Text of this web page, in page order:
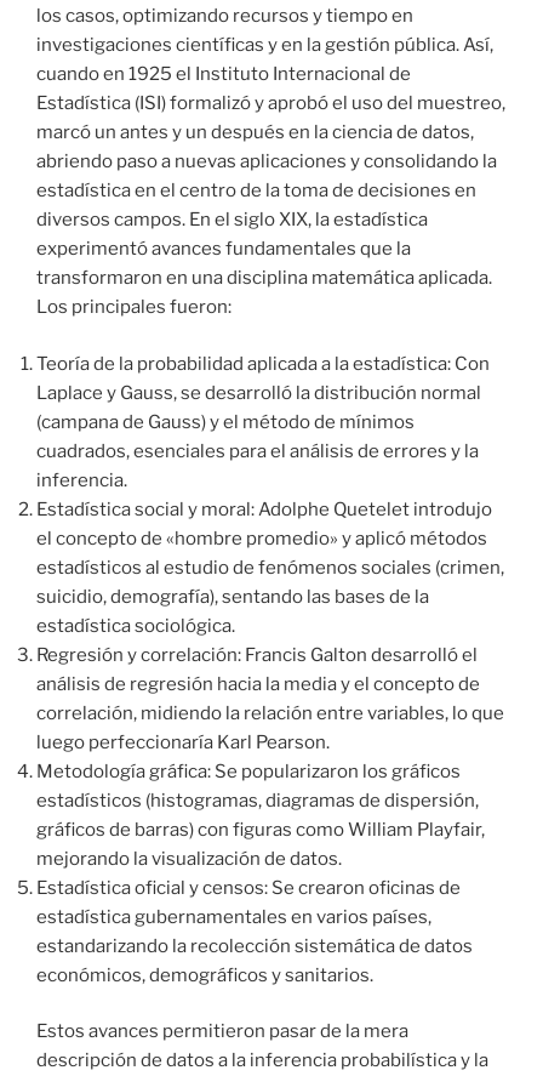
los casos, optimizando recursos y tiempo en
investigaciones científicas y en la gestión pública. Así,
cuando en 1925 el Instituto Internacional de
Estadística (ISI) formalizó y aprobó el uso del muestreo,
marcó un antes y un después en la ciencia de datos,
abriendo paso a nuevas aplicaciones y consolidando la
estadística en el centro de la toma de decisiones en
diversos campos. En el siglo XIX, la estadística
experimentó avances fundamentales que la
transformaron en una disciplina matemática aplicada.
Los principales fueron:
Teoría de la probabilidad aplicada a la estadística: Con
Laplace y Gauss, se desarrolló la distribución normal
(campana de Gauss) y el método de mínimos
cuadrados, esenciales para el análisis de errores y la
inferencia.
Estadística social y moral: Adolphe Quetelet introdujo
el concepto de «hombre promedio» y aplicó métodos
estadísticos al estudio de fenómenos sociales (crimen,
suicidio, demografía), sentando las bases de la
estadística sociológica.
Regresión y correlación: Francis Galton desarrolló el
análisis de regresión hacia la media y el concepto de
correlación, midiendo la relación entre variables, lo que
luego perfeccionaría Karl Pearson.
Metodología gráfica: Se popularizaron los gráficos
estadísticos (histogramas, diagramas de dispersión,
gráficos de barras) con figuras como William Playfair,
mejorando la visualización de datos.
Estadística oficial y censos: Se crearon oficinas de
estadística gubernamentales en varios países,
estandarizando la recolección sistemática de datos
económicos, demográficos y sanitarios.
Estos avances permitieron pasar de la mera
descripción de datos a la inferencia probabilística y la